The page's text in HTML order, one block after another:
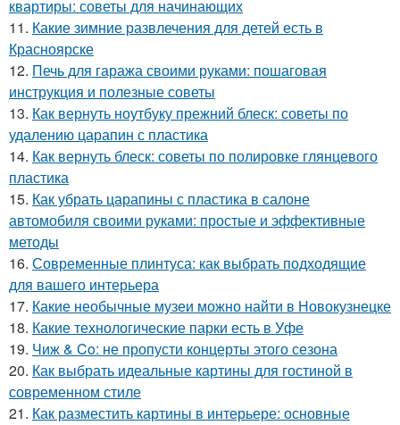
квартиры: советы для начинающих
11. Какие зимние развлечения для детей есть в
Красноярске
12. Печь для гаража своими руками: пошаговая
инструкция и полезные советы
13. Как вернуть ноутбуку прежний блеск: советы по
удалению царапин с пластика
14. Как вернуть блеск: советы по полировке глянцевого
пластика
15. Как убрать царапины с пластика в салоне
автомобиля своими руками: простые и эффективные
методы
16. Современные плинтуса: как выбрать подходящие
для вашего интерьера
17. Какие необычные музеи можно найти в Новокузнецке
18. Какие технологические парки есть в Уфе
19. Чиж & Co: не пропусти концерты этого сезона
20. Как выбрать идеальные картины для гостиной в
современном стиле
21. Как разместить картины в интерьере: основные